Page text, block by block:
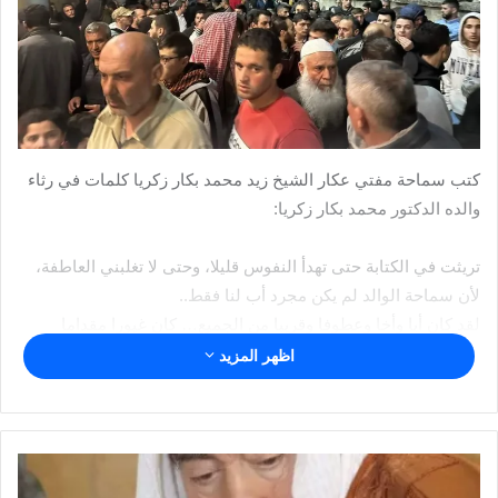
كتب سماحة مفتي عكار الشيخ زيد محمد بكار زكريا كلمات في رثاء
والده الدكتور محمد بكار زكريا:
تريثت في الكتابة حتى تهدأ النفوس قليلا، وحتى لا تغلبني العاطفة،
لأن سماحة الوالد لم يكن مجرد أب لنا فقط..
مندفعا في طريق كل أحد، حريصا على نشر السنة وتطبيقها..
ستبكيك المنابر والمساجد والمعاهد، ستبكيك دور ومراكز تحفيظ
القرآن الكريم..
نم قرير العين فقد أسست جيلا قرآنيا سيحقق أمنيتك في تحرير
اظهر المزيد